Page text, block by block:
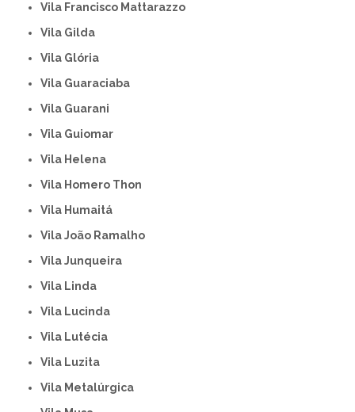
Vila Francisco Mattarazzo
Vila Gilda
Vila Glória
Vila Guaraciaba
Vila Guarani
Vila Guiomar
Vila Helena
Vila Homero Thon
Vila Humaitá
Vila João Ramalho
Vila Junqueira
Vila Linda
Vila Lucinda
Vila Lutécia
Vila Luzita
Vila Metalúrgica